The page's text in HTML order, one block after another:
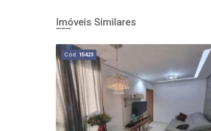
Imóveis Similares
Cód. 15423